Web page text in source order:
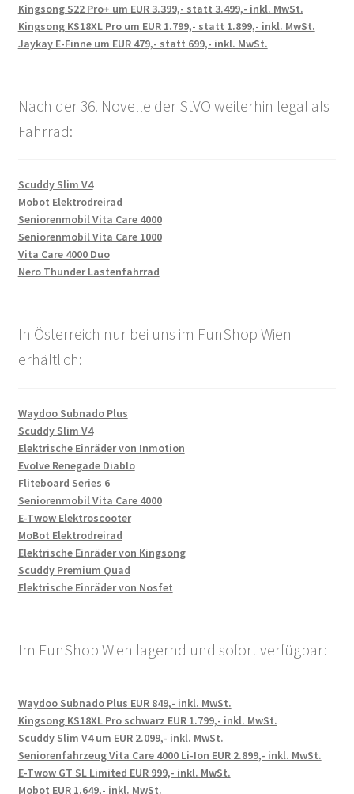
Kingsong S22 Pro+ um EUR 3.399,- statt 3.499,- inkl. MwSt.
Kingsong KS18XL Pro um EUR 1.799,- statt 1.899,- inkl. MwSt.
Jaykay E-Finne um EUR 479,- statt 699,- inkl. MwSt.
Nach der 36. Novelle der StVO weiterhin legal als
Fahrrad:
Scuddy Slim V4
Mobot Elektrodreirad
Seniorenmobil Vita Care 4000
Seniorenmobil Vita Care 1000
Vita Care 4000 Duo
Nero Thunder Lastenfahrrad
In Österreich nur bei uns im FunShop Wien
erhältlich:
Waydoo Subnado Plus
Scuddy Slim V4
Elektrische Einräder von Inmotion
Evolve Renegade Diablo
Fliteboard Series 6
Seniorenmobil Vita Care 4000
E-Twow Elektroscooter
MoBot Elektrodreirad
Elektrische Einräder von Kingsong
Scuddy Premium Quad
Elektrische Einräder von Nosfet
Im FunShop Wien lagernd und sofort verfügbar:
Waydoo Subnado Plus EUR 849,- inkl. MwSt.
Kingsong KS18XL Pro schwarz EUR 1.799,- inkl. MwSt.
Scuddy Slim V4 um EUR 2.099,- inkl. MwSt.
Seniorenfahrzeug Vita Care 4000 Li-Ion EUR 2.899,- inkl. MwSt.
E-Twow GT SL Limited EUR 999,- inkl. MwSt.
Mobot EUR 1.649,- inkl. MwSt.